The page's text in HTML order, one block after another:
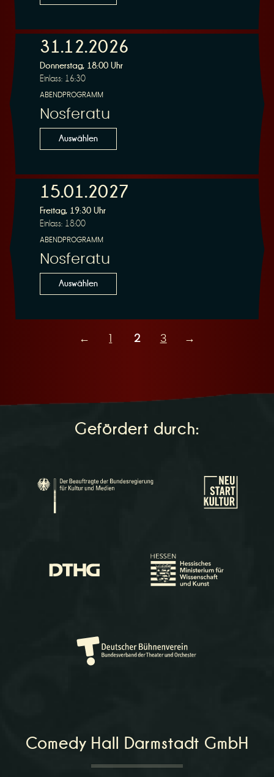
31.12.2026
Donnerstag, 18:00 Uhr
Einlass: 16:30
ABENDPROGRAMM
Nosferatu
Auswählen
15.01.2027
Freitag, 19:30 Uhr
Einlass: 18:00
ABENDPROGRAMM
Nosferatu
Auswählen
← 2 3 →
Gefördert durch:
Comedy Hall Darmstadt GmbH